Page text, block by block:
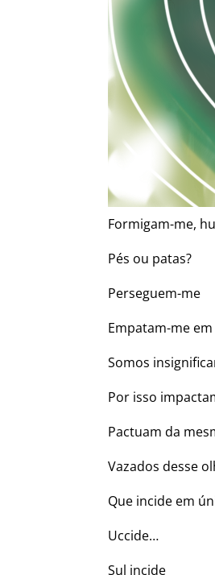
Formigam-me,
Pés ou patas?
Perseguem-me
Empatam-me
Somos
Por isso
Pactuam da
Vazados desse
Que incide em
Uccide…
Sul incide